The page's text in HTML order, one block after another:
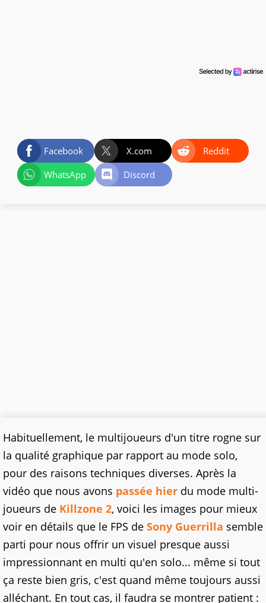
Facebook X.com
Reddit
WhatsApp
Discord
Habituellement, le multijoueurs d'un titre rogne sur
la qualité graphique par rapport au mode solo,
pour des raisons techniques diverses. Après la
vidéo que nous avons passée hier du mode multi-
joueurs de Killzone 2, voici les images pour mieux
voir en détails que le FPS de Sony Guerrilla semble
parti pour nous offrir un visuel presque aussi
impressionnant en multi qu'en solo... même si tout
ça reste bien gris, c'est quand même toujours aussi
alléchant. En tout cas, il faudra se montrer patient :